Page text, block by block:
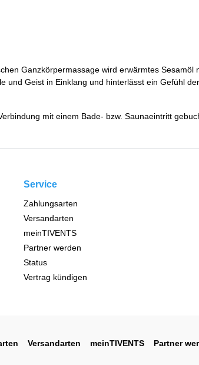
Ganzkörpermassage wird erwärmtes
und Geist in Einklang und hinterlässt ein Gefühl
mit einem Bade- bzw. Saunaeintritt
Service
Zahlungsarten
Versandarten
meinTIVENTS
Partner werden
Status
Vertrag kündigen
Versandarten meinTIVENTS Partner